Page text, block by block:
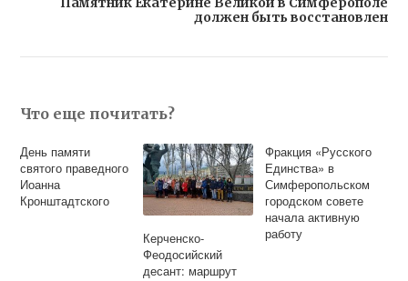
должен быть восстановлен
Что еще почитать?
День памяти
святого праведного
Иоанна
Кронштадтского
Керченско-
Феодосийский
десант: маршрут
Фракция «Русского
Единства» в
Симферопольском
городском совете
начала активную
работу